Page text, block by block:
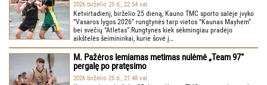
2026 birželio 25 d., 22:54 val.
Ketvirtadienį, birželio 25 dieną, Kauno TMC sporto salėje įvyko
“Vasaros lygos 2026” rungtynės tarp vietos “Kaunas Mayhem”
bei svečių “Atletas”.Rungtynes kiek sėkmingiau pradėjo
aikštelės šeimininkai, kurie šovė į…
M. Pažėros lemiamas metimas nulėmė „Team 97“
pergalę po pratęsimo
2026 birželio 25 d., 21:48 val.